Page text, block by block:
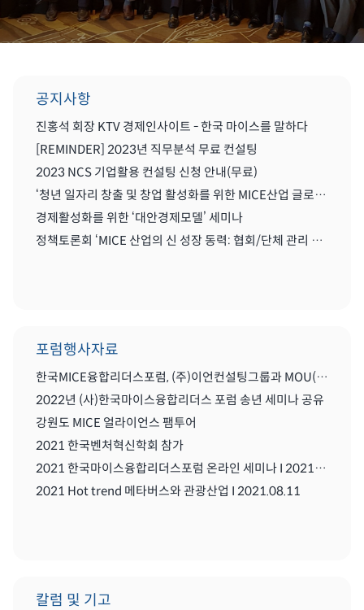
공지사항
진홍석 회장 KTV 경제인사이트 - 한국 마이스를 말하다
[REMINDER] 2023년 직무분석 무료 컨설팅
2023 NCS 기업활용 컨설팅 신청 안내(무료)
‘청년 일자리 창출 및 창업 활성화를 위한 MICE산업 글로벌화를 위한 세미나'
경제활성화를 위한 ‘대안경제모델’ 세미나
정책토론회 ‘MICE 산업의 신 성장 동력: 협회/단체 관리 및 복합리조트 산업’
포럼행사자료
한국MICE융합리더스포럼, (주)이언컨설팅그룹과 MOU(업무협약) 체결식
2022년 (사)한국마이스융합리더스 포럼 송년 세미나 공유
강원도 MICE 얼라이언스 팸투어
2021 한국벤처혁신학회 참가
2021 한국마이스융합리더스포럼 온라인 세미나 I 2021.08..11
2021 Hot trend 메타버스와 관광산업 I 2021.08.11
칼럼 및 기고